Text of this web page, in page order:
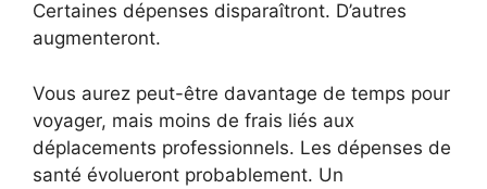
Certaines dépenses disparaîtront. D’autres
augmenteront.
Vous aurez peut-être davantage de temps pour
voyager, mais moins de frais liés aux
déplacements professionnels. Les dépenses de
santé évolueront probablement. Un